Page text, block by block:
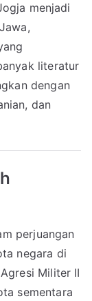
menjadi
literatur
dengan
dan
perjuangan
negara di
Militer II
sementara